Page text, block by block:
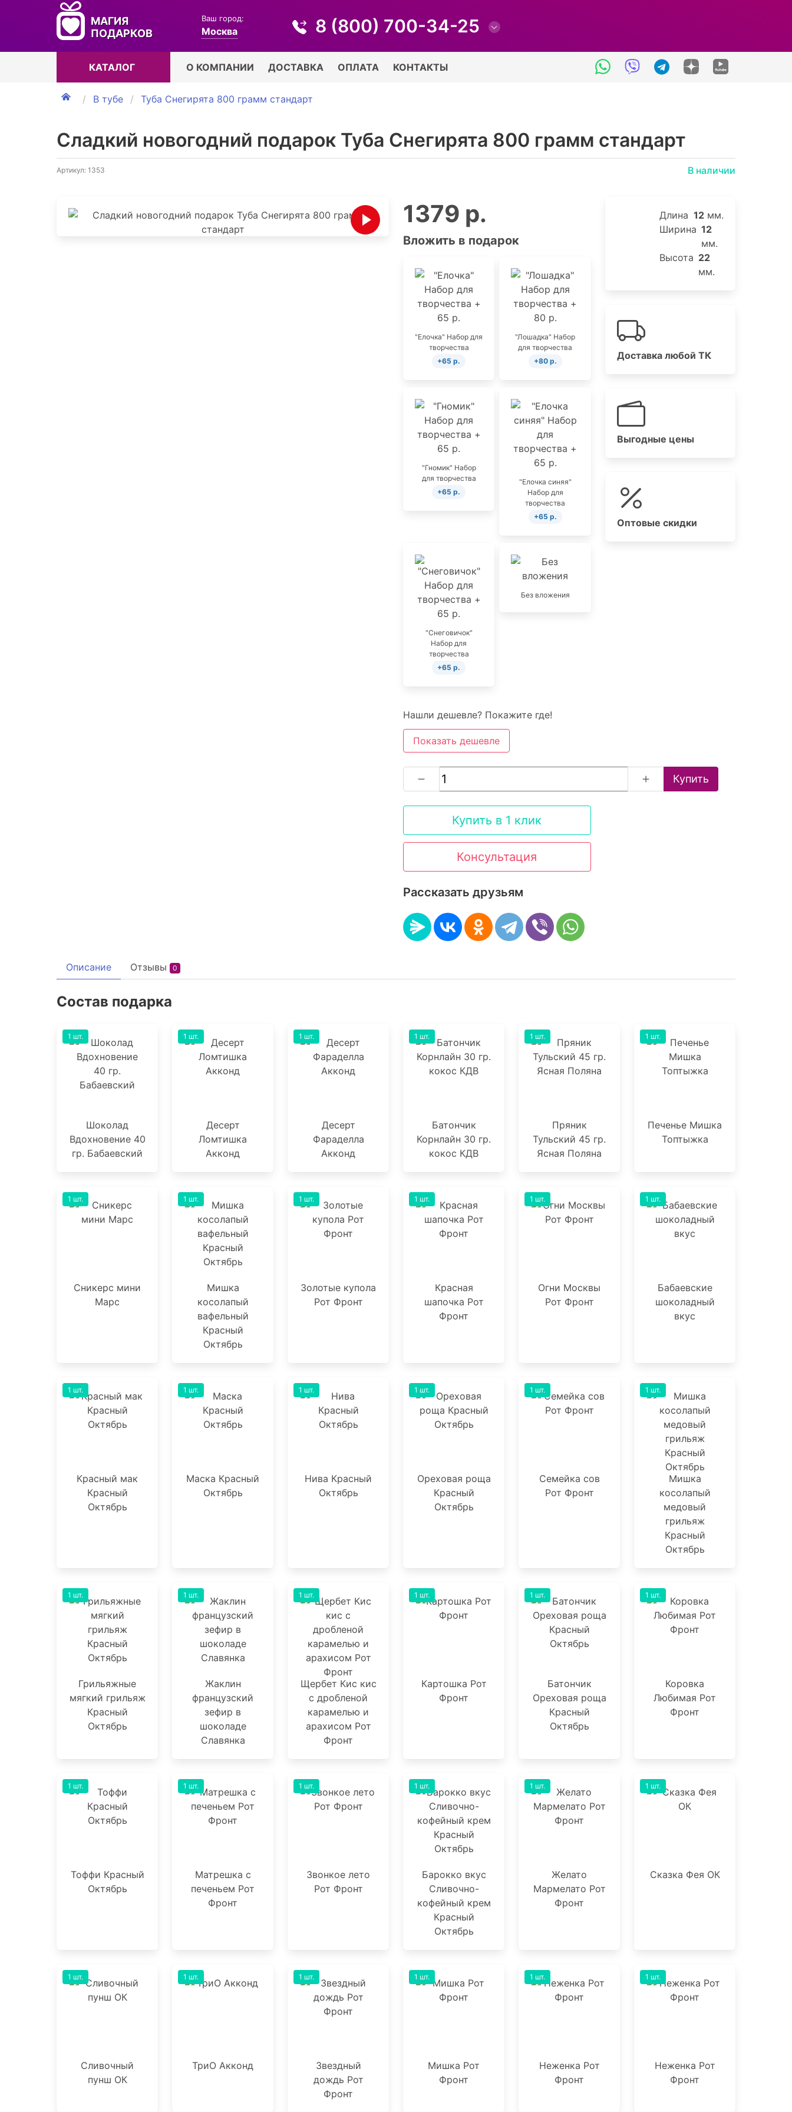
МАГИЯ
ПОДАРКОВ
Ваш город:
Москва 8 (800) 700-34-25
КАТАЛОГ О КОМПАНИИ ДОСТАВКА ОПЛАТА КОНТАКТЫ
В тубе Туба Снегирята 800 грамм стандарт
Сладкий новогодний подарок Туба Снегирята 800 грамм стандарт
Артикул: 1353 В наличии
1379 р.
Вложить в подарок
"Елочка" Набор для
творчества
+65 р.
"Лошадка" Набор
для творчества
+80 р.
"Гномик" Набор
для творчества
+65 р.
"Елочка синяя"
Набор для
творчества
+65 р.
"Снеговичок"
Набор для
творчества
+65 р.
Без вложения
Нашли дешевле? Покажите где!
Показать дешевле
Купить
Купить в 1 клик
Консультация
Рассказать друзьям
Длина 12мм.
Ширина 12
мм.
Высота 22
мм.
Доставка любой ТК
Выгодные цены
Оптовые скидки
Описание Отзывы 0
Состав подарка
Шоколад
Вдохновение 40
гр. Бабаевский
1 шт.
Десерт
Ломтишка
Акконд
1 шт.
Десерт
Фараделла
Акконд
1 шт.
Батончик
Корнлайн 30 гр.
кокос КДВ
1 шт.
Пряник
Тульский 45 гр.
Ясная Поляна
1 шт.
Печенье Мишка
Топтыжка
1 шт.
Сникерс мини
Марс
1 шт.
Мишка
косолапый
вафельный
Красный
Октябрь
1 шт.
Золотые купола
Рот Фронт
1 шт.
Красная
шапочка Рот
Фронт
1 шт.
Огни Москвы
Рот Фронт
1 шт.
Бабаевские
шоколадный
вкус
1 шт.
Красный мак
Красный
Октябрь
1 шт.
Маска Красный
Октябрь
1 шт.
Нива Красный
Октябрь
1 шт.
Ореховая роща
Красный
Октябрь
1 шт.
Семейка сов
Рот Фронт
1 шт.
Мишка
косолапый
медовый
грильяж
Красный
Октябрь
1 шт.
Грильяжные
мягкий грильяж
Красный
Октябрь
1 шт.
Жаклин
французский
зефир в
шоколаде
Славянка
1 шт.
Щербет Кис кис
с дробленой
карамелью и
арахисом Рот
Фронт
1 шт.
Картошка Рот
Фронт
1 шт.
Батончик
Ореховая роща
Красный
Октябрь
1 шт.
Коровка
Любимая Рот
Фронт
1 шт.
Тоффи Красный
Октябрь
1 шт.
Матрешка с
печеньем Рот
Фронт
1 шт.
Звонкое лето
Рот Фронт
1 шт.
Барокко вкус
Сливочно-
кофейный крем
Красный
Октябрь
1 шт.
Желато
Мармелато Рот
Фронт
1 шт.
Сказка Фея ОК
1 шт.
Сливочный
пунш ОК
1 шт.
ТриО Акконд
1 шт.
Звездный
дождь Рот
Фронт
1 шт.
Мишка Рот
Фронт
1 шт.
Неженка Рот
Фронт
1 шт.
Неженка Рот
Фронт
1 шт.